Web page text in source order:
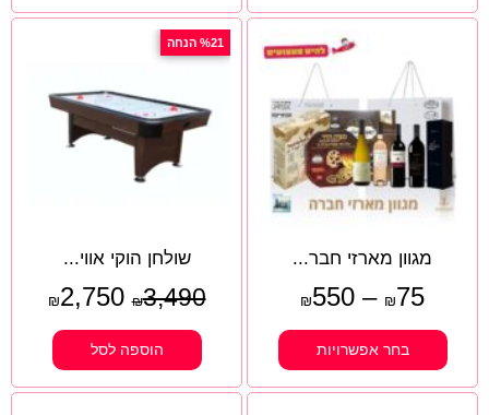
מגוון מארזי חבר...
₪75
–
₪550
בחר אפשרויות
%21 הנחה
שולחן הוקי אווי...
₪3,490
₪2,750
הוספה לסל